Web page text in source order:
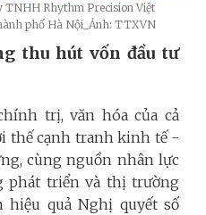
TNHH Rhythm Precision Việt
phố Hà Nội_Ảnh: TTXVN
thu hút vốn đầu tư
trị, văn hóa của cả
thế cạnh tranh kinh tế -
cùng nguồn nhân lực
phát triển và thị trường
quả Nghị quyết số